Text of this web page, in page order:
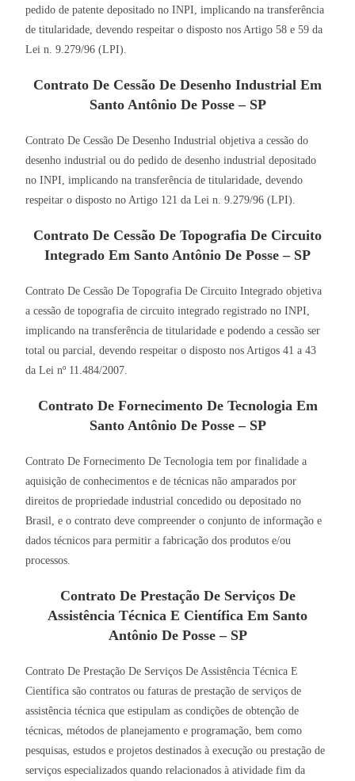
pedido de patente depositado no INPI, implicando na transferência
de titularidade, devendo respeitar o disposto nos Artigo 58 e 59 da
Lei n. 9.279/96 (LPI).
Contrato De Cessão De Desenho Industrial Em
Santo Antônio De Posse – SP
Contrato De Cessão De Desenho Industrial objetiva a cessão do
desenho industrial ou do pedido de desenho industrial depositado
no INPI, implicando na transferência de titularidade, devendo
respeitar o disposto no Artigo 121 da Lei n. 9.279/96 (LPI).
Contrato De Cessão De Topografia De Circuito
Integrado Em Santo Antônio De Posse – SP
Contrato De Cessão De Topografia De Circuito Integrado objetiva
a cessão de topografia de circuito integrado registrado no INPI,
implicando na transferência de titularidade e podendo a cessão ser
total ou parcial, devendo respeitar o disposto nos Artigos 41 a 43
da Lei nº 11.484/2007.
Contrato De Fornecimento De Tecnologia Em
Santo Antônio De Posse – SP
Contrato De Fornecimento De Tecnologia tem por finalidade a
aquisição de conhecimentos e de técnicas não amparados por
direitos de propriedade industrial concedido ou depositado no
Brasil, e o contrato deve compreender o conjunto de informação e
dados técnicos para permitir a fabricação dos produtos e/ou
processos.
Contrato De Prestação De Serviços De
Assistência Técnica E Científica Em Santo
Antônio De Posse – SP
Contrato De Prestação De Serviços De Assistência Técnica E
Científica são contratos ou faturas de prestação de serviços de
assistência técnica que estipulam as condições de obtenção de
técnicas, métodos de planejamento e programação, bem como
pesquisas, estudos e projetos destinados à execução ou prestação de
serviços especializados quando relacionados à atividade fim da